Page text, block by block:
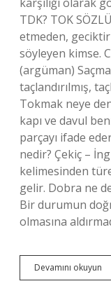
TDK? TOK
etmeden,
söyleyen kimse.
(argüman)
taçlandırılmış,
Tokmak neye
kapı ve davul
parçayı ifade
nedir? Çekiç –
kelimesinden
gelir. Dobra ne
Bir durumun
olmasına
Devamını okuyun